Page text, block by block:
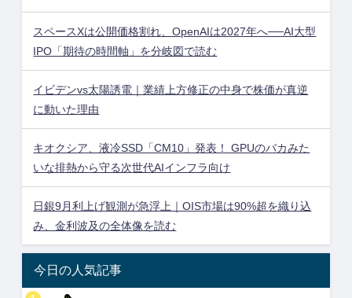
スペースXは公開価格割れ、OpenAIは2027年へ──AI大型
IPO「期待の時間軸」を分岐図で読む
イビデンvs太陽誘電｜業績上方修正の中身で株価が真逆
に動いた理由
キオクシア、液冷SSD「CM10」発表！ GPUのバカみた
いな排熱から守る次世代AIインフラ向け
日銀9月利上げ観測が急浮上｜OIS市場は90%超を織り込
み、金利波及の全体像を読む
今日の人気記事